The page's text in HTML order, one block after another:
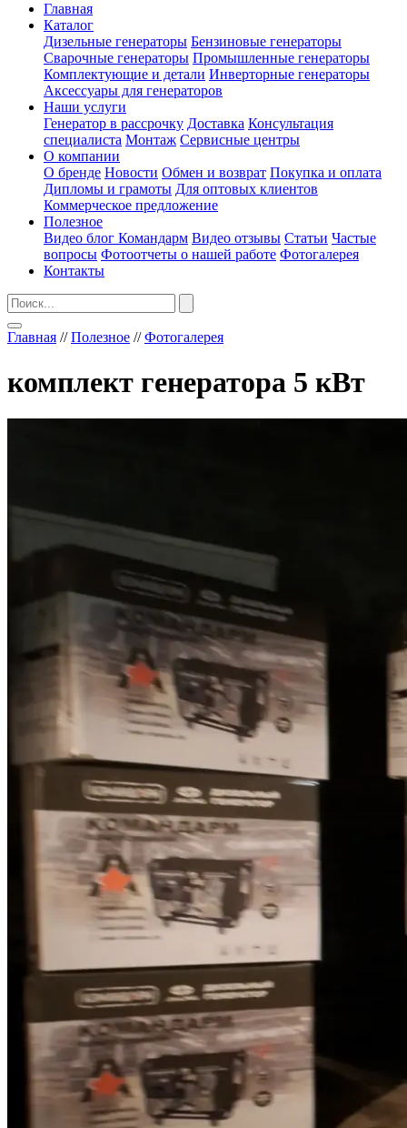
Главная
Каталог
Дизельные генераторы Бензиновые генераторы
Сварочные генераторы Промышленные генераторы
Комплектующие и детали Инверторные генераторы
Аксессуары для генераторов
Наши услуги
Генератор в рассрочку Доставка Консультация
специалиста Монтаж Сервисные центры
О компании
О бренде Новости Обмен и возврат Покупка и оплата
Дипломы и грамоты Для оптовых клиентов
Коммерческое предложение
Полезное
Видео блог Командарм Видео отзывы Статьи Частые
вопросы Фотоотчеты о нашей работе Фотогалерея
Контакты
Главная //Полезное //Фотогалерея
комплект генератора 5 кВт